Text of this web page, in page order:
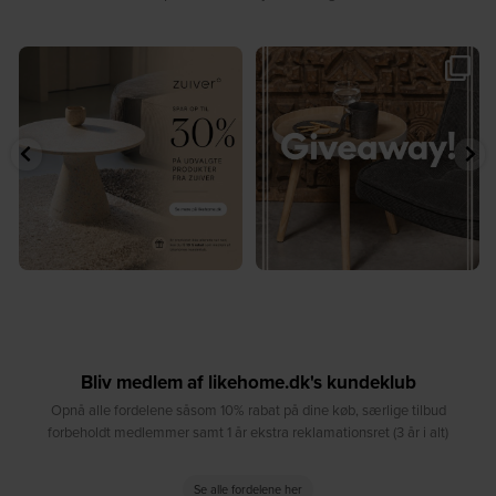
4
🎉 GIVEAWAY 🎉⁠
Vind det stilfulde Sasha...
236 256
Bliv medlem af likehome.dk's kundeklub
Opnå alle fordelene såsom 10% rabat på dine køb, særlige tilbud
forbeholdt medlemmer samt 1 år ekstra reklamationsret (3 år i alt)
Se alle fordelene her